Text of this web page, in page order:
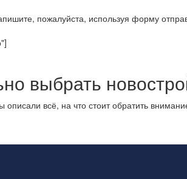
пожалуйста, используя форму
выбрать
всё, на что стоит обратить